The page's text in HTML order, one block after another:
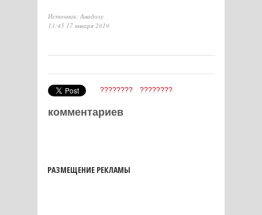
Источник: Анадолу
13:45 17 января 2019
???????? ????????
комментариев
РАЗМЕЩЕНИЕ РЕКЛАМЫ